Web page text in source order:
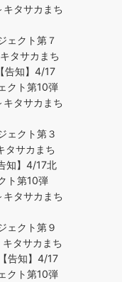
タサカまち
ェクト第７
タサカまち
【告知】4/17
クト第10弾
タサカまち
ェクト第３
タサカまち
知】4/17北
ト第10弾
タサカまち
ェクト第９
タサカまち
【告知】4/17
クト第10弾